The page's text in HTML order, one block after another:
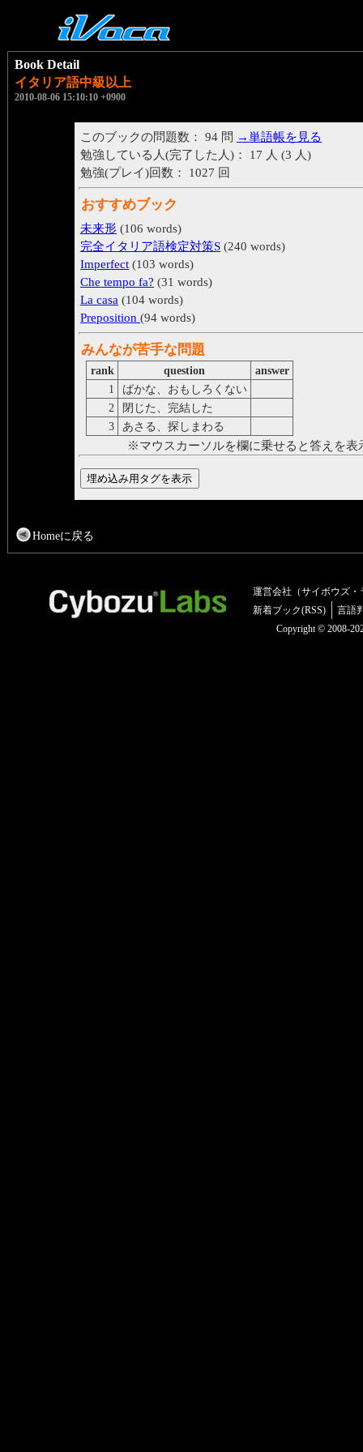
Book Detail
イタリア語中級以上
2010-08-06 15:10:10 +0900
このブックの問題数： 94 問 →単語帳を見る
勉強している人(完了した人)： 17 人 (3 人)
勉強(プレイ)回数： 1027 回
おすすめブック
未来形 (106 words)
完全イタリア語検定対策S (240 words)
Imperfect (103 words)
Che tempo fa? (31 words)
La casa (104 words)
Preposition(94 words)
みんなが苦手な問題
rank question
answer
1
ばかな、おもしろくない
2
閉じた、完結した
3
あさる、探しまわる
※マウスカーソルを欄に乗せると答えを表
Homeに戻る
運営会社（サイボウズ・
新着ブック(RSS)
言語
Copyright © 2008-